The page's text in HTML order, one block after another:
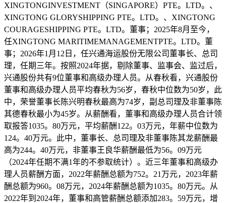
XINGTONGINVESTMENT（SINGAPORE）PTE。LTD。、
XINGTONG GLORYSHIPPING PTE。LTD。、XINGTONG
COURAGESHIPPING PTE。LTD。董事；2025年8月至今，
任XINGTONG MARITIMEMANAGEMENTPTE。LTD。董
事；2026年1月12日，任兴通海运股份无限公司董事长、总司
理，任期三年。按照2024年据，剔除董事、监事会、监过后，
兴通股份共有9位董事和高级办理人员。从春秋看，兴通股份
董事和高级办理人员平均春秋为56岁，春秋中位数为50岁，此
中，荣誉董事长陈兴明春秋最高为74岁，副总司理及非董事陈
其德春秋最小为45岁。从薪酬看，董事和高级办理人员合计领
取报答1035。80万元，平均薪酬122。03万元，年薪中位数为
124。40万元。此中，董事长、总司理及非董事陈其龙薪酬最
高为244。40万元，非董事王良华薪酬最低为56。09万元
（2024年任期不满1年的不参取统计）。近三年董事和高级办
理人员薪酬方面，2022年薪酬总额为752。21万元，2023年薪
酬总额为960。08万元，2024年薪酬总额为1035。80万元。从
2022年到2024年，董事和高管薪酬总额添加283。59万元，增